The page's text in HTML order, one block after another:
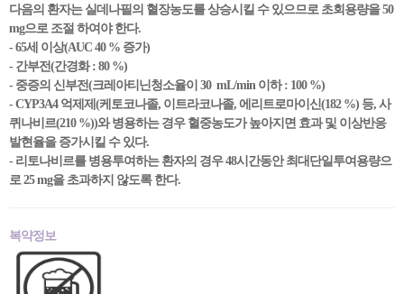
다음의 환자는 실데나필의 혈장농도를 상승시킬 수 있으므로 초회용량을 50
mg으로 조절 하여야 한다.
- 65세 이상(AUC 40 % 증가)
- 간부전(간경화 : 80 %)
- 중증의 신부전(크레아티닌청소율이 30 mL/min 이하 : 100 %)
- CYP3A4 억제제(케토코나졸, 이트라코나졸, 에리트로마이신(182 %) 등, 사
퀴나비르(210 %))와 병용하는 경우 혈중농도가 높아지면 효과 및 이상반응
발현율을 증가시킬 수 있다.
- 리토나비르를 병용투여하는 환자의 경우 48시간동안 최대단일투여용량으
로 25 mg을 초과하지 않도록 한다.
복약정보